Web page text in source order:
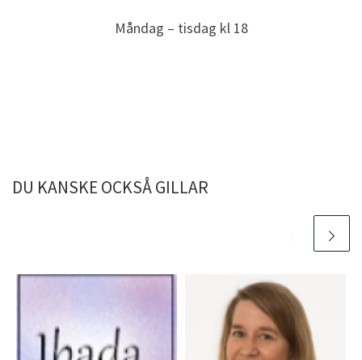
Måndag – tisdag kl 18
DU KANSKE OCKSÅ GILLAR